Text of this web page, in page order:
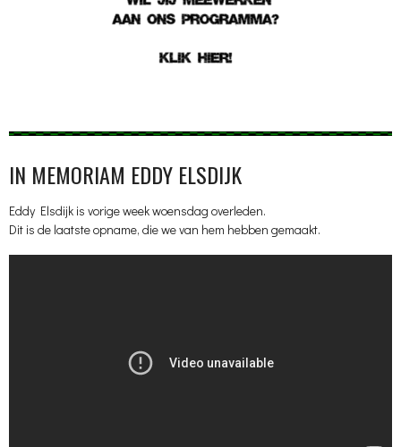
IN MEMORIAM EDDY ELSDIJK
Eddy Elsdijk is vorige week woensdag overleden.
Dit is de laatste opname, die we van hem hebben gemaakt.